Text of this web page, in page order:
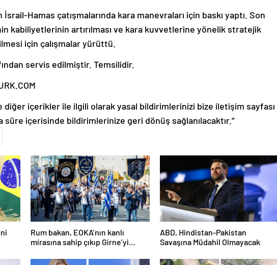
İsrail-Hamas çatışmalarında kara manevraları için baskı yaptı. Son
kabiliyetlerinin artırılması ve kara kuvvetlerine yönelik stratejik
için çalışmalar yürüttü.
servis edilmiştir. Temsilidir.
diğer içerikler ile ilgili olarak yasal bildirimlerinizi bize iletişim sayfası
süre içerisinde bildirimlerinize geri dönüş sağlanılacaktır.”
Rum bakan, EOKA’nın kanlı
mirasına sahip çıkıp Girne’yi
ABD, Hindistan-Pakistan
Savaşına Müdahil Olmayacak